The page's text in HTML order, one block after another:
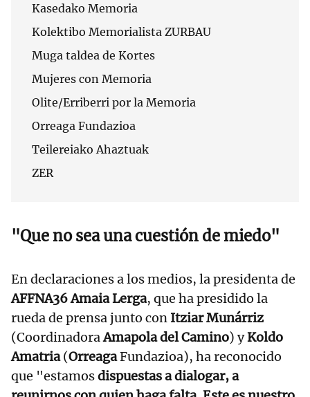
Kasedako Memoria
Kolektibo Memorialista ZURBAU
Muga taldea de Kortes
Mujeres con Memoria
Olite/Erriberri por la Memoria
Orreaga Fundazioa
Teilereiako Ahaztuak
ZER
"Que no sea una cuestión de miedo"
En declaraciones a los medios, la presidenta de
AFFNA36 Amaia Lerga, que ha presidido la
rueda de prensa junto con Itziar Munárriz
(CoordinadoraAmapola del Camino) yKoldo
Amatria(OrreagaFundazioa), ha reconocido
que "estamosdispuestas a dialogar, a